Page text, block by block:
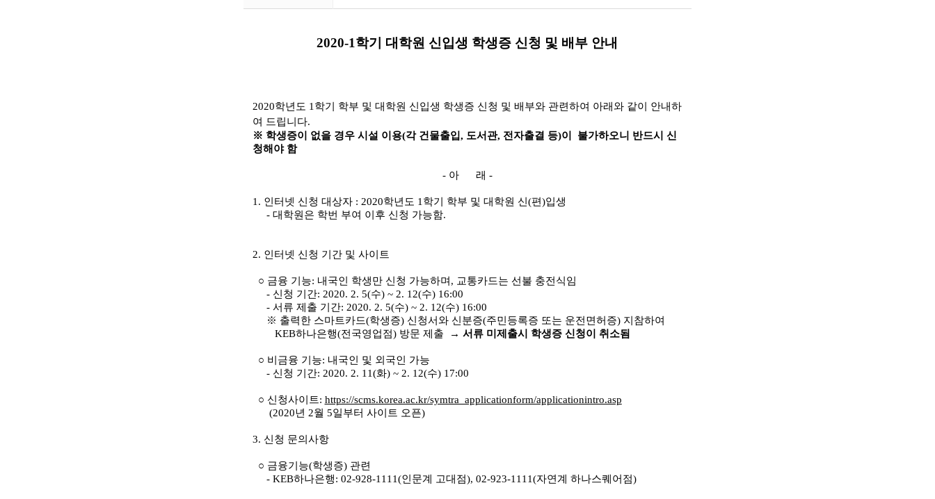
2020-1학기 대학원 신입생 학생증 신청 및 배부 안내
2020학년도 1 학기 학부 및 대학원 신입생 학생증 신청 및 배부와 관련하여 아래와 같이 안내하
여 드립니다.
※ 학생증이 없을 경우 시설 이용(각 건물출입, 도서관, 전자출결 등)이 불가하오니 반드시 신
청해야 함
- 아 래 -
1. 인터넷 신청 대상자 : 2020학년도 1 학기 학부 및 대학원 신(편)입생
- 대학원은 학번 부여 이후 신청 가능함.
2. 인터넷 신청 기간 및 사이트
○ 금융 기능: 내국인 학생만 신청 가능하며, 교통카드는 선불 충전식임
- 신청 기간: 2020. 2. 5(수) ~ 2. 12(수) 16:00
- 서류 제출 기간: 2020. 2. 5(수) ~ 2. 12(수) 16:00
※ 출력한 스마트카드(학생증) 신청서와 신분증(주민등록증 또는 운전면허증) 지참하여
KEB하나은행(전국영업점) 방문 제출 → 서류 미제출시 학생증 신청이 취소됨
○ 비금융 기능: 내국인 및 외국인 가능
- 신청 기간: 2020. 2. 11(화) ~ 2. 12(수) 17:00
○ 신청사이트: https://scms.korea.ac.kr/symtra_applicationform/applicationintro.asp
(2020년 2월 5일부터 사이트 오픈)
3. 신청 문의사항
○ 금융기능(학생증) 관련
- KEB하나은행: 02-928-1111(인문계 고대점), 02-923-1111(자연계 하나스퀘어점)